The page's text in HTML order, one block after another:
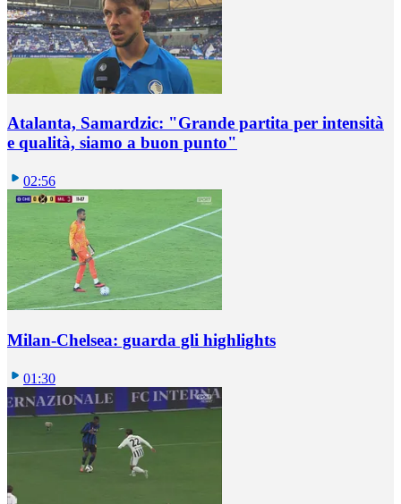
Atalanta, Samardzic: "Grande partita per intensità
e qualità, siamo a buon punto"
02:56
Milan-Chelsea: guarda gli highlights
01:30